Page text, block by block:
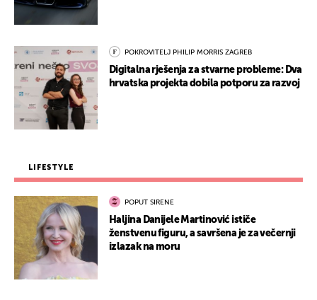
POKROVITELJ PHILIP MORRIS ZAGREB
Digitalna rješenja za stvarne probleme: Dva
hrvatska projekta dobila potporu za razvoj
LIFESTYLE
POPUT SIRENE
Haljina Danijele Martinović ističe
ženstvenu figuru, a savršena je za večernji
izlazak na moru